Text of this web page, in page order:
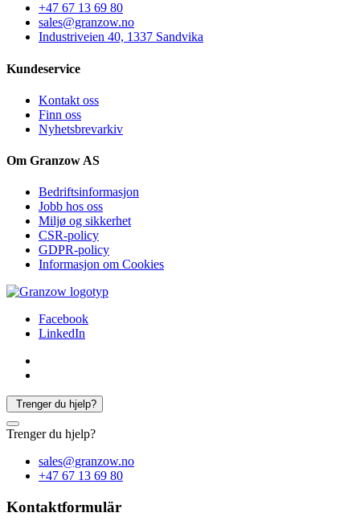
+47 67 13 69 80
sales@granzow.no
Industriveien 40, 1337 Sandvika
Kundeservice
Kontakt oss
Finn oss
Nyhetsbrevarkiv
Om Granzow AS
Bedriftsinformasjon
Jobb hos oss
Miljø og sikkerhet
CSR-policy
GDPR-policy
Informasjon om Cookies
Facebook
LinkedIn
Trenger du hjelp?
Trenger du hjelp?
sales@granzow.no
+47 67 13 69 80
Kontaktformulär